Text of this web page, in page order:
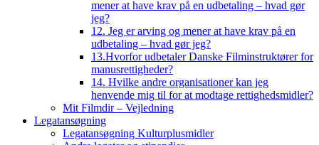
mener at have krav på en udbetaling – hvad gør
jeg?
12. Jeg er arving og mener at have krav på en
udbetaling – hvad gør jeg?
13.Hvorfor udbetaler Danske Filminstruktører for
manusrettigheder?
14. Hvilke andre organisationer kan jeg
henvende mig til for at modtage rettighedsmidler?
Mit Filmdir – Vejledning
Legatansøgning
Legatansøgning Kulturplusmidler